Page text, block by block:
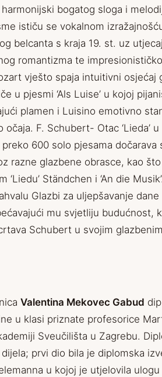
bogatog sloga i
ističu se vokalnom
belcanta s kraja 19. st. uz
romantizma te
vješto spaja intuitivni osjećaj
u pjesmi ‘Als Luise’ u kojoj
plamen i Luisino emotivno
očaja. F. Schubert- Otac ‘Lieda’
600 solo pjesama dočarava
razne glazbene obrasce, kao
‘Liedu’ Ständchen i ‘An die
Glazbi za uljepšavanje
mu svjetliju budućnost,
Schubert u svojim
Valentina Mekovec Gabud
u klasi priznate profesorice
Sveučilišta u Zagrebu.
prvi dio bila je diplomska
u kojoj je utjelovila